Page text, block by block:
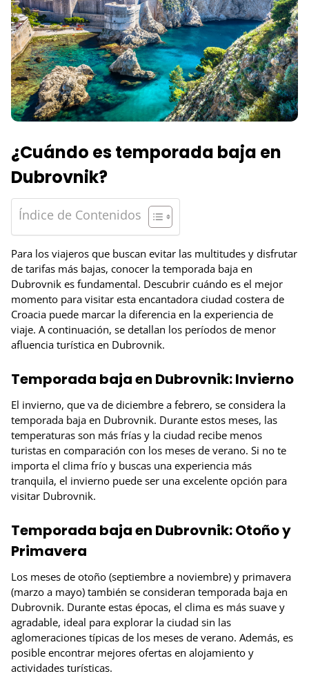
¿Cuándo es temporada baja en
Dubrovnik?
Índice de Contenidos
Para los viajeros que buscan evitar las multitudes y disfrutar
de tarifas más bajas, conocer la temporada baja en
Dubrovnik es fundamental. Descubrir cuándo es el mejor
momento para visitar esta encantadora ciudad costera de
Croacia puede marcar la diferencia en la experiencia de
viaje. A continuación, se detallan los períodos de menor
afluencia turística en Dubrovnik.
Temporada baja en Dubrovnik: Invierno
El invierno, que va de diciembre a febrero, se considera la
temporada baja en Dubrovnik. Durante estos meses, las
temperaturas son más frías y la ciudad recibe menos
turistas en comparación con los meses de verano. Si no te
importa el clima frío y buscas una experiencia más
tranquila, el invierno puede ser una excelente opción para
visitar Dubrovnik.
Temporada baja en Dubrovnik: Otoño y
Primavera
Los meses de otoño (septiembre a noviembre) y primavera
(marzo a mayo) también se consideran temporada baja en
Dubrovnik. Durante estas épocas, el clima es más suave y
agradable, ideal para explorar la ciudad sin las
aglomeraciones típicas de los meses de verano. Además, es
posible encontrar mejores ofertas en alojamiento y
actividades turísticas.